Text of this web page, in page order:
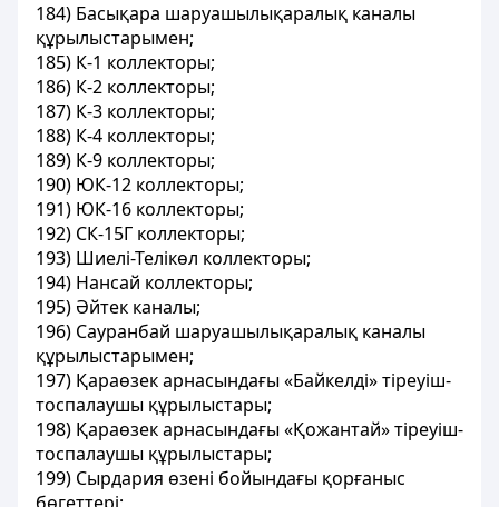
184) Басықара шаруашылықаралық каналы
құрылыстарымен;
185) К-1 коллекторы;
186) К-2 коллекторы;
187) К-3 коллекторы;
188) К-4 коллекторы;
189) К-9 коллекторы;
190) ЮК-12 коллекторы;
191) ЮК-16 коллекторы;
192) СК-15Г коллекторы;
193) Шиелі-Телікөл коллекторы;
194) Нансай коллекторы;
195) Әйтек каналы;
196) Сауранбай шаруашылықаралық каналы
құрылыстарымен;
197) Қараөзек арнасындағы «Байкелді» тіреуіш-
тоспалаушы құрылыстары;
198) Қараөзек арнасындағы «Қожантай» тіреуіш-
тоспалаушы құрылыстары;
199) Сырдария өзені бойындағы қорғаныс